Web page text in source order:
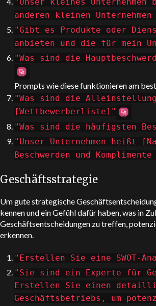
anderen kleinen
"Gibt es Produkte oder
anbieten und die für mein
"Was sind die
Prompts wie diese funktionieren am
"Was sind die
[Wettbewerberliste]"
"Was sind die häufigsten
"Unser Unternehmen heißt
Beschwerden und
Geschäftsstrategie
Um gute strategische
kennen und ein Gefühl dafür haben, was in
Geschäftsentscheidungen zu treffen,
erkennen.
"Erstellen Sie eine SWOT-
"Sie sind ein Experte für
Erstellen Sie einen
Geschäftsbetriebs, um